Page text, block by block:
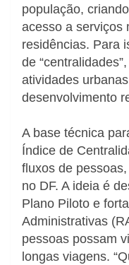
população,
acesso a serviços
residências. Para
de
atividades
desenvolvimento
A base técnica
Índice de
fluxos de
no DF. A ideia é
Plano Piloto e
Administrativas
pessoas possam
longas viagens.